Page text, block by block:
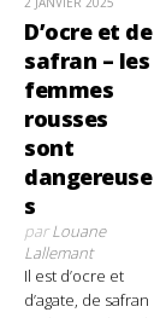
D’ocre et de
safran – les
femmes
rousses
sont
dangereuse
s
parLouane
Lallemant
Il est d’ocre et
d’agate, de safran